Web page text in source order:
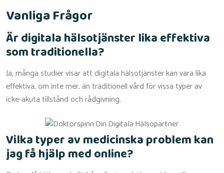
Vanliga Frågor
Är digitala hälsotjänster lika effektiva
som traditionella?
Ja, många studier visar att digitala hälsotjänster kan vara lika
effektiva, om inte mer, än traditionell vård för vissa typer av
icke-akuta tillstånd och rådgivning.
Vilka typer av medicinska problem kan
jag få hjälp med online?